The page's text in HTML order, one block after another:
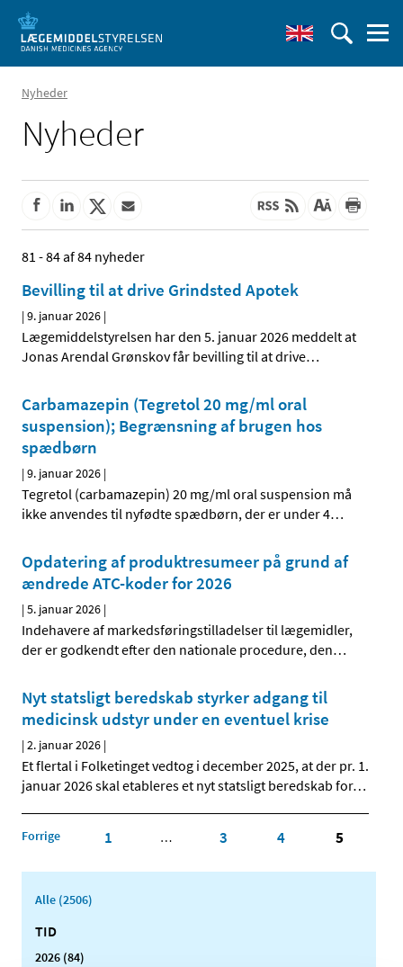
Nyheder
Nyheder
81 - 84 af 84 nyheder
Bevilling til at drive Grindsted Apotek
|9. januar 2026 |
Lægemiddelstyrelsen har den 5. januar 2026 meddelt at
Jonas Arendal Grønskov får bevilling til at drive…
Carbamazepin (Tegretol 20 mg/ml oral
suspension); Begrænsning af brugen hos
spædbørn
|9. januar 2026 |
Tegretol (carbamazepin) 20 mg/ml oral suspension må
ikke anvendes til nyfødte spædbørn, der er under 4…
Opdatering af produktresumeer på grund af
ændrede ATC-koder for 2026
|5. januar 2026 |
Indehavere af markedsføringstilladelser til lægemidler,
der er godkendt efter den nationale procedure, den…
Nyt statsligt beredskab styrker adgang til
medicinsk udstyr under en eventuel krise
|2. januar 2026 |
Et flertal i Folketinget vedtog i december 2025, at der pr. 1.
januar 2026 skal etableres et nyt statsligt beredskab for…
Forrige 1 … 3 4 5
Alle (2506)
TID
2026 (84)